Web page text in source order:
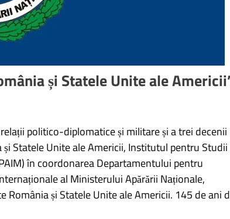
și Statele Unite ale
politico-diplomatice și militare și a trei decenii
Statele Unite ale Americii, Institutul pentru Studii
în coordonarea Departamentului pentru
al Ministerului Apărării Naționale,
România și Statele Unite ale Americii. 145 de ani